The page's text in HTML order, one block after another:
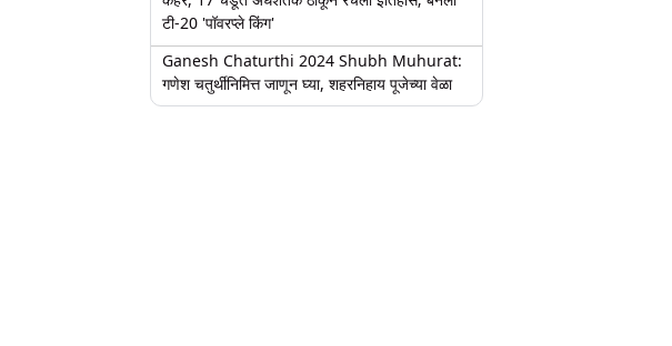
टी-20 'पॉवरप्ले किंग'
Ganesh Chaturthi 2024 Shubh Muhurat:
गणेश चतुर्थीनिमित्त जाणून घ्या, शहरनिहाय पूजेच्या वेळा